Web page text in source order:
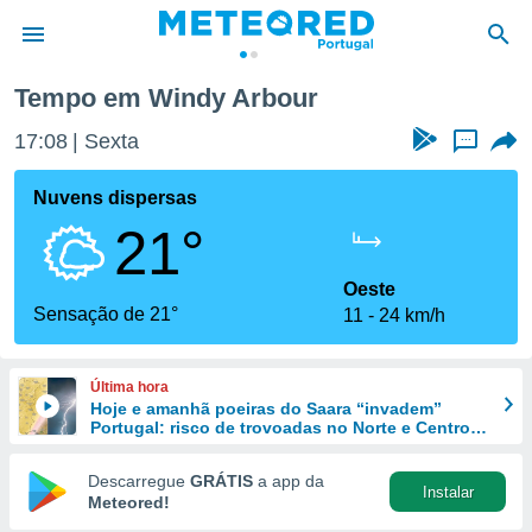
da
foi
fornecidas
a este
das
e
forma
digital
Tempo em Windy Arbour
17:08 Sexta ...
Nuvens dispersas
21°
Sensação de 21°
Oeste
11
24 km/h
Última hora
Hoje e amanhã poeiras do Saara “invadem”
Portugal: risco de trovoadas no Norte e Centro
Descarregue GRÁTIS a app da
Meteored!
Instalar